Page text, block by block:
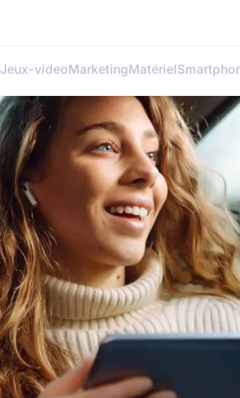
Jeux-videoMarketingMatériel